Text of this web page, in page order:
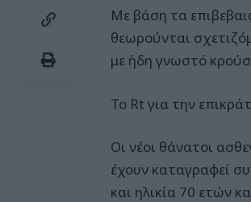
Με βάση τα
θεωρούνται
με ήδη γνωστό
To Rt για την
Οι νέοι θάνατοι
έχουν καταγραφεί
και ηλικία 70 ετών